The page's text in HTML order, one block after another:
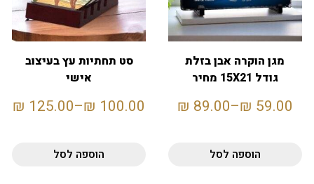
מגן הוקרה אבן בזלת
גודל 15X21 מחיר
59.00
₪
–
89.00
₪
הוספה לסל
סט תחתיות עץ בעיצוב
אישי
100.00
₪
–
125.00
₪
הוספה לסל